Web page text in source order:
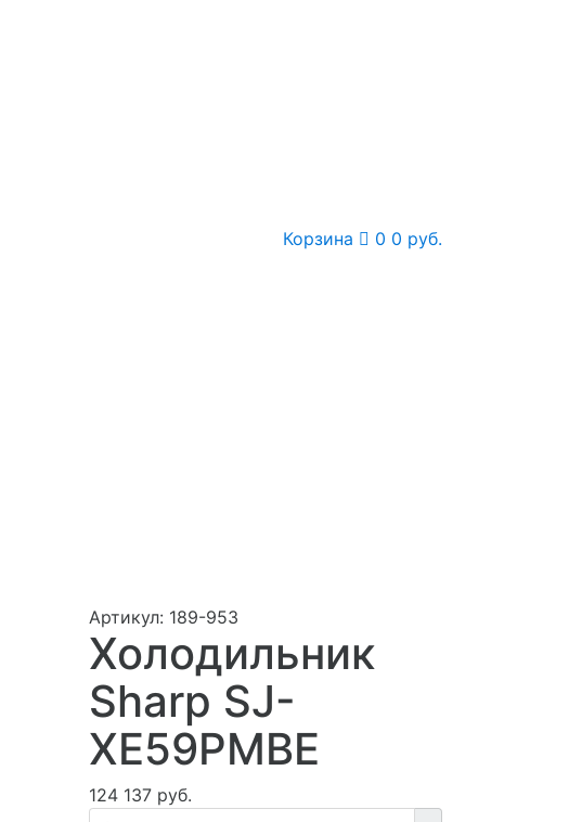
Корзина 0 0 руб.
Артикул: 189-953
Холодильник
Sharp SJ-
XE59PMBE
124 137 руб.